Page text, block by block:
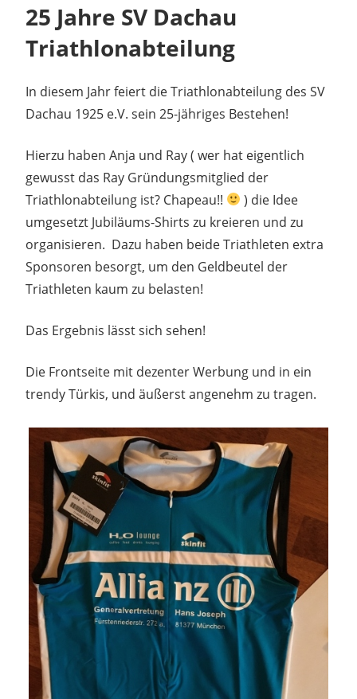
25 Jahre SV Dachau
Triathlonabteilung
In diesem Jahr feiert die Triathlonabteilung des SV
Dachau 1925 e.V. sein 25-jähriges Bestehen!
Hierzu haben Anja und Ray ( wer hat eigentlich
gewusst das Ray Gründungsmitglied der
Triathlonabteilung ist? Chapeau!!
) die Idee
umgesetzt Jubiläums-Shirts zu kreieren und zu
organisieren. Dazu haben beide Triathleten extra
Sponsoren besorgt, um den Geldbeutel der
Triathleten kaum zu belasten!
Das Ergebnis lässt sich sehen!
Die Frontseite mit dezenter Werbung und in ein
trendy Türkis, und äußerst angenehm zu tragen.